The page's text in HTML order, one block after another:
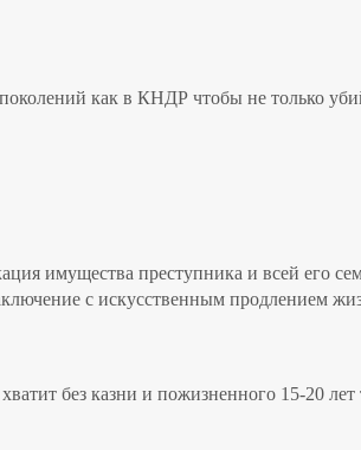
как в КНДР чтобы не только
имущества преступника и всей его
с искусственным продлением
без казни и пожизненного 15-20